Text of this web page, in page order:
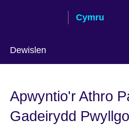
Cymru
Dewislen
language
Apwyntio'r Athro
Gadeirydd